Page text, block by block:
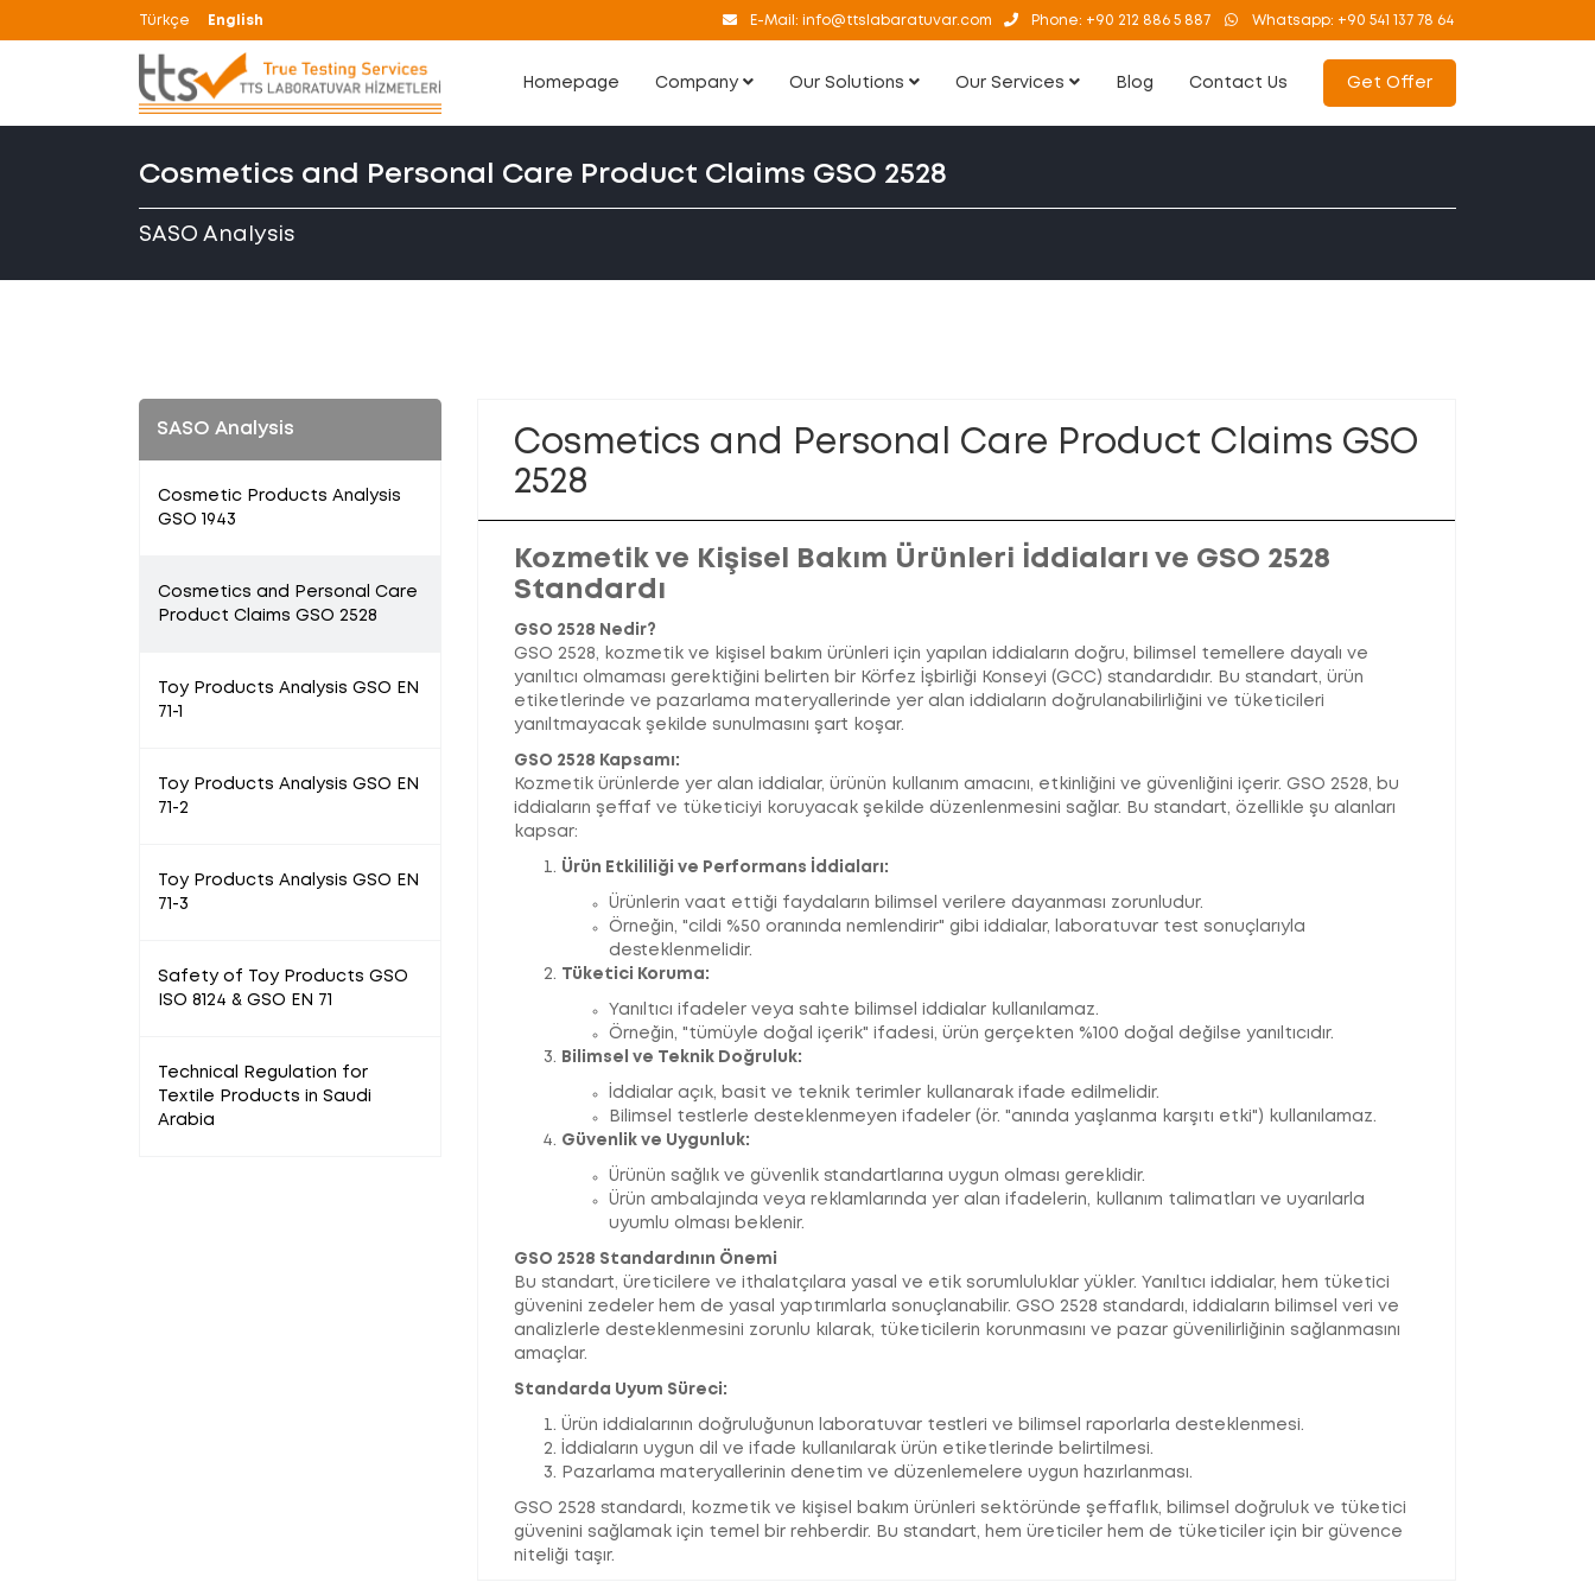
Türkçe English Whatsapp: +90 541 137 78 64
Phone: +90 212 886 5 887
E-Mail: info@ttslabaratuvar.com
Homepage Company Our Solutions Our Services Blog Contact Us Get Offer
Cosmetics and Personal Care Product Claims GSO 2528
SASO Analysis
SASO Analysis
Cosmetic Products Analysis
GSO 1943
Cosmetics and Personal Care
Product Claims GSO 2528
Toy Products Analysis GSO EN
71-1
Toy Products Analysis GSO EN
71-2
Toy Products Analysis GSO EN
71-3
Safety of Toy Products GSO
ISO 8124 & GSO EN 71
Technical Regulation for
Textile Products in Saudi
Arabia
Cosmetics and Personal Care Product Claims GSO
2528
Kozmetik ve Kişisel Bakım Ürünleri İddiaları ve GSO 2528
Standardı
GSO 2528 Nedir?
GSO 2528, kozmetik ve kişisel bakım ürünleri için yapılan iddiaların doğru, bilimsel temellere dayalı ve
yanıltıcı olmaması gerektiğini belirten bir Körfez İşbirliği Konseyi (GCC) standardıdır. Bu standart, ürün
etiketlerinde ve pazarlama materyallerinde yer alan iddiaların doğrulanabilirliğini ve tüketicileri
yanıltmayacak şekilde sunulmasını şart koşar.
GSO 2528 Kapsamı:
Kozmetik ürünlerde yer alan iddialar, ürünün kullanım amacını, etkinliğini ve güvenliğini içerir. GSO 2528, bu
iddiaların şeffaf ve tüketiciyi koruyacak şekilde düzenlenmesini sağlar. Bu standart, özellikle şu alanları
kapsar:
Ürün Etkililiği ve Performans İddiaları:
Ürünlerin vaat ettiği faydaların bilimsel verilere dayanması zorunludur.
Örneğin, "cildi %50 oranında nemlendirir" gibi iddialar, laboratuvar test sonuçlarıyla
desteklenmelidir.
Tüketici Koruma:
Yanıltıcı ifadeler veya sahte bilimsel iddialar kullanılamaz.
Örneğin, "tümüyle doğal içerik" ifadesi, ürün gerçekten %100 doğal değilse yanıltıcıdır.
Bilimsel ve Teknik Doğruluk:
İddialar açık, basit ve teknik terimler kullanarak ifade edilmelidir.
Bilimsel testlerle desteklenmeyen ifadeler (ör. "anında yaşlanma karşıtı etki") kullanılamaz.
Güvenlik ve Uygunluk:
Ürünün sağlık ve güvenlik standartlarına uygun olması gereklidir.
Ürün ambalajında veya reklamlarında yer alan ifadelerin, kullanım talimatları ve uyarılarla
uyumlu olması beklenir.
GSO 2528 Standardının Önemi
Bu standart, üreticilere ve ithalatçılara yasal ve etik sorumluluklar yükler. Yanıltıcı iddialar, hem tüketici
güvenini zedeler hem de yasal yaptırımlarla sonuçlanabilir. GSO 2528 standardı, iddiaların bilimsel veri ve
analizlerle desteklenmesini zorunlu kılarak, tüketicilerin korunmasını ve pazar güvenilirliğinin sağlanmasını
amaçlar.
Standarda Uyum Süreci:
Ürün iddialarının doğruluğunun laboratuvar testleri ve bilimsel raporlarla desteklenmesi.
İddiaların uygun dil ve ifade kullanılarak ürün etiketlerinde belirtilmesi.
Pazarlama materyallerinin denetim ve düzenlemelere uygun hazırlanması.
GSO 2528 standardı, kozmetik ve kişisel bakım ürünleri sektöründe şeffaflık, bilimsel doğruluk ve tüketici
güvenini sağlamak için temel bir rehberdir. Bu standart, hem üreticiler hem de tüketiciler için bir güvence
niteliği taşır.